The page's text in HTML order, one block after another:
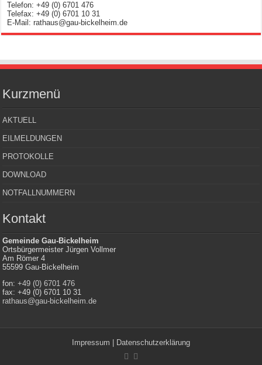
Telefon: +49 (0) 6701 476
Telefax: +49 (0) 6701 10 31
E-Mail: rathaus@gau-bickelheim.de
Kurzmenü
AKTUELL
EILMELDUNGEN
PROTOKOLLE
DOWNLOAD
NOTFALLNUMMERN
Kontakt
Gemeinde Gau-Bickelheim
Ortsbürgermeister Jürgen Vollmer
Am Römer 4
55599 Gau-Bickelheim
fon:+49 (0) 6701 476
fax: +49 (0) 6701 10 31
rathaus@gau-bickelheim.de
Impressum Datenschutzerklärung